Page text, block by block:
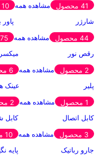
41 محصول
مشاهده همه
10 محصول
شارژر
44 محصول
مشاهده همه
پاور
75 محصول
رقص نور
2 محصول
مشاهده همه
6 محصول
پلیر
1 محصول
مشاهده همه
عینک
2 محصول
کابل اتصال
3 محصول
مشاهده همه
کابل
10 محصول
جارو رباتیک
پایه